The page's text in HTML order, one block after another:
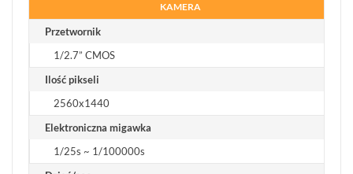
KAMERA
Przetwornik
1/2.7” CMOS
Ilość pikseli
2560x1440
Elektroniczna migawka
1/25s ~ 1/100000s